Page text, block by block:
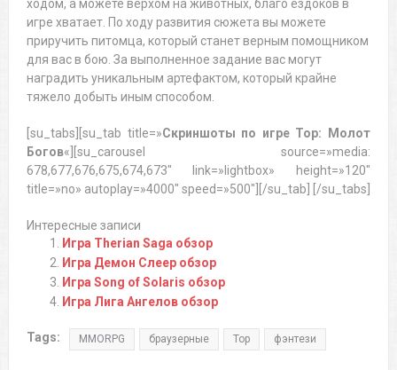
ходом, а можете верхом на животных, благо ездоков в
игре хватает. По ходу развития сюжета вы можете
приручить питомца, который станет верным помощником
для вас в бою. За выполненное задание вас могут
наградить уникальным артефактом, который крайне
тяжело добыть иным способом.
[su_tabs][su_tab title=»Скриншоты по игре Тор: Молот
Богов«][su_carousel source=»media:
678,677,676,675,674,673″ link=»lightbox» height=»120″
title=»no» autoplay=»4000″ speed=»500″][/su_tab] [/su_tabs]
Интересные записи
Игра Therian Saga обзор
Игра Демон Слеер обзор
Игра Song of Solaris обзор
Игра Лига Ангелов обзор
Tags: MMORPG браузерные Тор фэнтези